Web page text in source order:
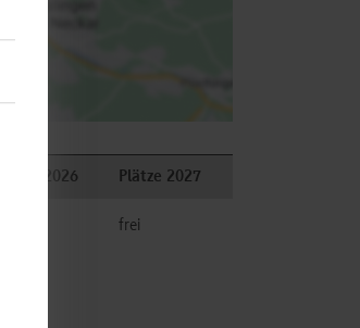
Plätze 2026 Plätze 2027
frei